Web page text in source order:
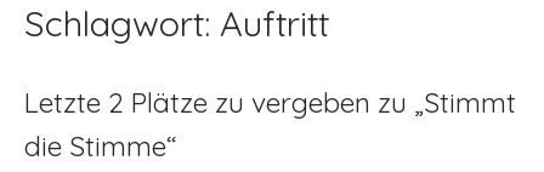
Schlagwort: Auftritt
Letzte 2 Plätze zu vergeben zu „Stimmt
die Stimme“